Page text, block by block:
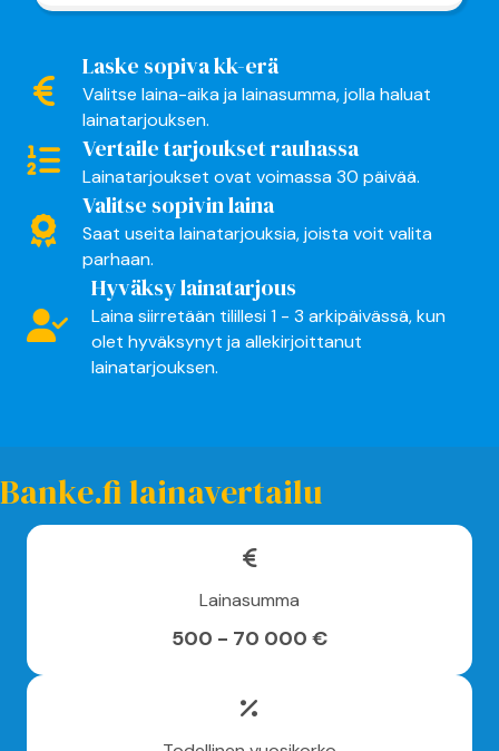
Laske sopiva kk-erä
Valitse laina-aika ja lainasumma, jolla haluat
lainatarjouksen.
Vertaile tarjoukset rauhassa
Lainatarjoukset ovat voimassa 30 päivää.
Valitse sopivin laina
Saat useita lainatarjouksia, joista voit valita
parhaan.
Hyväksy lainatarjous
Laina siirretään tilillesi 1 - 3 arkipäivässä, kun
olet hyväksynyt ja allekirjoittanut
lainatarjouksen.
Banke.fi lainavertailu
Lainasumma
500 - 70 000 €